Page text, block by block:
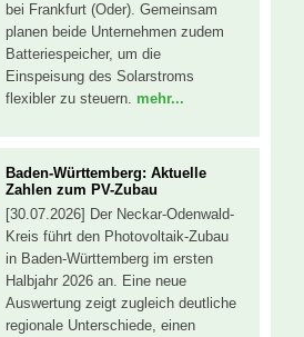
bei Frankfurt (Oder). Gemeinsam
planen beide Unternehmen zudem
Batteriespeicher, um die
Einspeisung des Solarstroms
flexibler zu steuern. mehr...
Baden-Württemberg: Aktuelle
Zahlen zum PV-Zubau
[30.07.2026] Der Neckar-Odenwald-
Kreis führt den Photovoltaik-Zubau
in Baden-Württemberg im ersten
Halbjahr 2026 an. Eine neue
Auswertung zeigt zugleich deutliche
regionale Unterschiede, einen